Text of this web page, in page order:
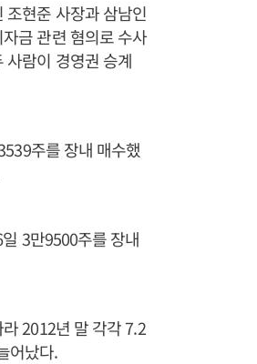
현준 사장과 삼남인
금 관련 혐의로 수사
사람이 경영권 승계
주를 장내 매수했
3만9500주를 장내
2012년 말 각각 7.2
어났다.